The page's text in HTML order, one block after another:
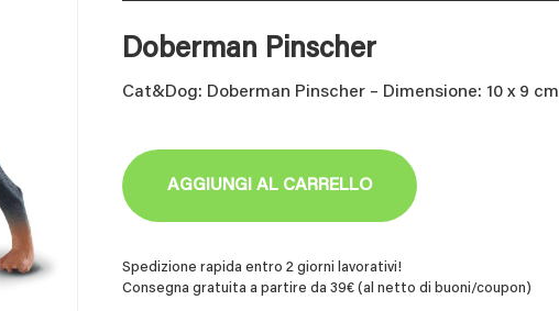
Doberman Pinscher
Cat&Dog: Doberman Pinscher – Dimensione: 10 x 9 cm
AGGIUNGI AL CARRELLO
Spedizione rapida entro 2 giorni lavorativi!
Consegna gratuita a partire da 39€ (al netto di buoni/coupon)